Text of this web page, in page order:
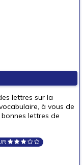
lettres sur la
à vous de
lettres de